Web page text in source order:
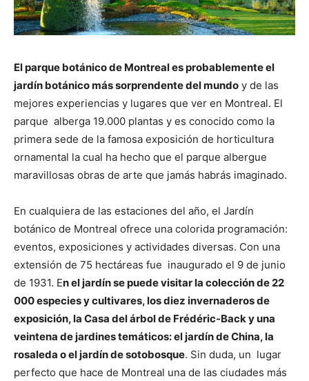
El parque botánico de Montreal es probablemente el
jardín botánico más sorprendente del mundo y de las
mejores experiencias y lugares que ver en Montreal. El
parque alberga 19.000 plantas y es conocido como la
primera sede de la famosa exposición de horticultura
ornamental la cual ha hecho que el parque albergue
maravillosas obras de arte que jamás habrás imaginado.
En cualquiera de las estaciones del año, el Jardín
botánico de Montreal ofrece una colorida programación:
eventos, exposiciones y actividades diversas. Con una
extensión de 75 hectáreas fue inaugurado el 9 de junio
de 1931. En el jardín se puede visitar la colección de 22
000 especies y cultivares, los diez invernaderos de
exposición, la Casa del árbol de Frédéric-Back y una
veintena de jardines temáticos: el jardín de China, la
rosaleda o el jardín de sotobosque. Sin duda, un lugar
perfecto que hace de Montreal una de las ciudades más